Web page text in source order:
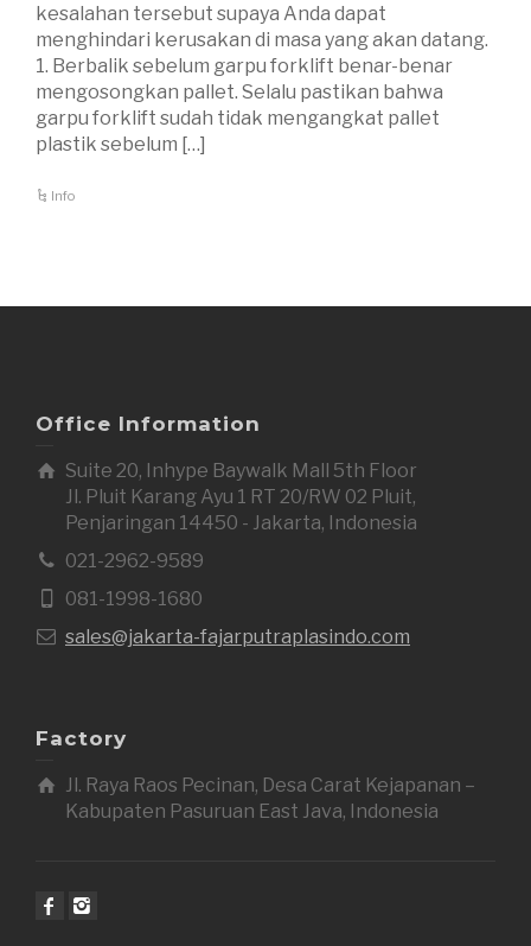
kesalahan tersebut supaya Anda dapat
menghindari kerusakan di masa yang akan datang.
1. Berbalik sebelum garpu forklift benar-benar
mengosongkan pallet. Selalu pastikan bahwa
garpu forklift sudah tidak mengangkat pallet
plastik sebelum […]
Info
Office Information
Suite 20, Inhype Baywalk Mall 5th Floor
Jl. Pluit Karang Ayu 1 RT 20/RW 02 Pluit,
Penjaringan 14450 - Jakarta, Indonesia
021-2962-9589
081-1998-1680
sales@jakarta-fajarputraplasindo.com
Factory
Jl. Raya Raos Pecinan, Desa Carat Kejapanan –
Kabupaten Pasuruan East Java, Indonesia